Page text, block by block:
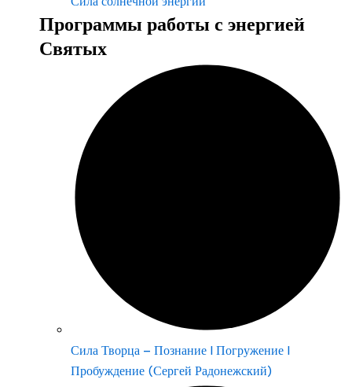
Программы работы с энергией
Святых
Сила Творца – Познание | Погружение |
Пробуждение (Сергей Радонежский)